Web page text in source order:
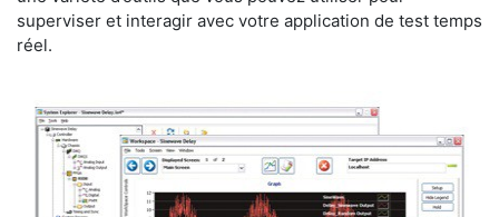
superviser et interagir avec votre application de test temps
réel.